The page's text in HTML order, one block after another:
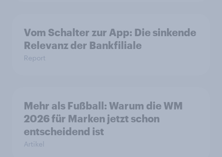
Vom Schalter zur App: Die sinkende
Relevanz der Bankfiliale
Report
Mehr als Fußball: Warum die WM
2026 für Marken jetzt schon
entscheidend ist
Artikel